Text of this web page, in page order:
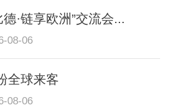
·链享欧洲”交流会...
08-06
全球来客
08-06